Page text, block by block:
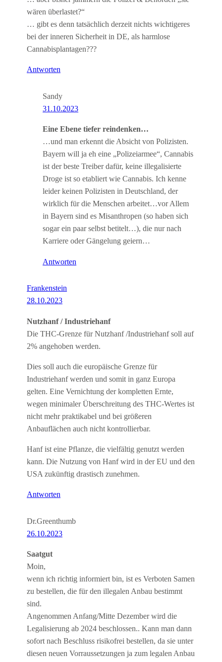
wären überlastet?“
… gibt es denn tatsächlich derzeit nichts wichtigeres
bei der inneren Sicherheit in DE, als harmlose
Cannabisplantagen???
Antworten
Sandy
31.10.2023
Eine Ebene tiefer reindenken…
…und man erkennt die Absicht von Polizisten.
Bayern will ja eh eine „Polizeiarmee“, Cannabis
ist der beste Treiber dafür, keine illegalisierte
Droge ist so etabliert wie Cannabis. Ich kenne
leider keinen Polizisten in Deutschland, der
wirklich für die Menschen arbeitet…vor Allem
in Bayern sind es Misanthropen (so haben sich
sogar ein paar selbst betitelt…), die nur nach
Karriere oder Gängelung geiern…
Antworten
Frankenstein
28.10.2023
Nutzhanf / Industriehanf
Die THC-Grenze für Nutzhanf /Industriehanf soll auf
2% angehoben werden.
Dies soll auch die europäische Grenze für
Industriehanf werden und somit in ganz Europa
gelten. Eine Vernichtung der kompletten Ernte,
wegen minimaler Überschreitung des THC-Wertes ist
nicht mehr praktikabel und bei größeren
Anbauflächen auch nicht kontrollierbar.
Hanf ist eine Pflanze, die vielfältig genutzt werden
kann. Die Nutzung von Hanf wird in der EU und den
USA zukünftig drastisch zunehmen.
Antworten
Dr.Greenthumb
26.10.2023
Saatgut
Moin,
wenn ich richtig informiert bin, ist es Verboten Samen
zu bestellen, die für den illegalen Anbau bestimmt
sind.
Angenommen Anfang/Mitte Dezember wird die
Legalisierung ab 2024 beschlossen.. Kann man dann
sofort nach Beschluss risikofrei bestellen, da sie unter
diesen neuen Vorraussetzungen ja zum legalen Anbau